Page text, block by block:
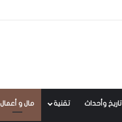
تاريخ وأحداث تقنية مال و أعمال